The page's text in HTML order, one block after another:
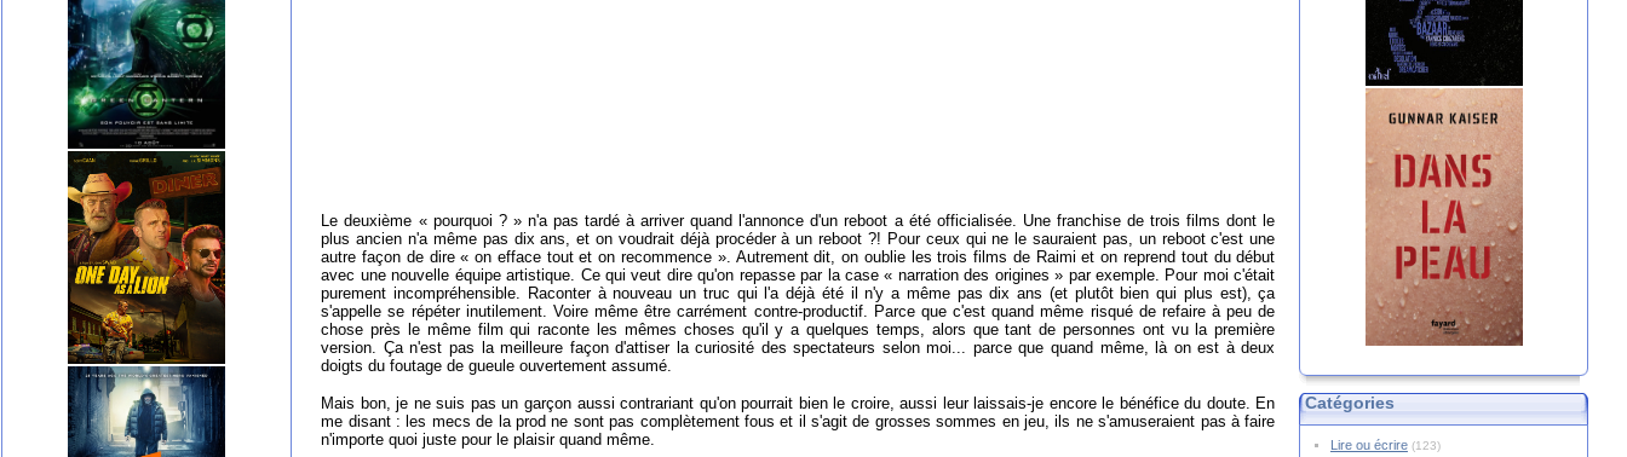
Le deuxième « pourquoi ? » n'a pas tardé à arriver quand l'annonce d'un reboot a été officialisée. Une franchise de trois films dont le
plus ancien n'a même pas dix ans, et on voudrait déjà procéder à un reboot ?! Pour ceux qui ne le sauraient pas, un reboot c'est une
autre façon de dire « on efface tout et on recommence ». Autrement dit, on oublie les trois films de Raimi et on reprend tout du début
avec une nouvelle équipe artistique. Ce qui veut dire qu'on repasse par la case « narration des origines » par exemple. Pour moi c'était
purement incompréhensible. Raconter à nouveau un truc qui l'a déjà été il n'y a même pas dix ans (et plutôt bien qui plus est), ça
s'appelle se répéter inutilement. Voire même être carrément contre-productif. Parce que c'est quand même risqué de refaire à peu de
chose près le même film qui raconte les mêmes choses qu'il y a quelques temps, alors que tant de personnes ont vu la première
version. Ça n'est pas la meilleure façon d'attiser la curiosité des spectateurs selon moi... parce que quand même, là on est à deux
doigts du foutage de gueule ouvertement assumé.
Mais bon, je ne suis pas un garçon aussi contrariant qu'on pourrait bien le croire, aussi leur laissais-je encore le bénéfice du doute. En
me disant : les mecs de la prod ne sont pas complètement fous et il s'agit de grosses sommes en jeu, ils ne s'amuseraient pas à faire
n'importe quoi juste pour le plaisir quand même.
Catégories
Lire ou écrire(123)